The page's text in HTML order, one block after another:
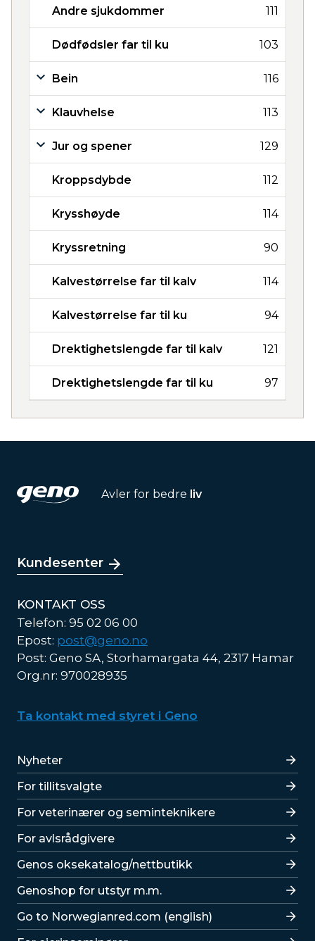
Andre sjukdommer 111
Dødfødsler far til ku 103
Bein 116
Klauvhelse 113
Jur og spener 129
Kroppsdybde 112
Krysshøyde 114
Kryssretning 90
Kalvestørrelse far til kalv 114
Kalvestørrelse far til ku 94
Drektighetslengde far til kalv 121
Drektighetslengde far til ku 97
Avler for bedre liv
Kundesenter
KONTAKT OSS
Telefon: 95 02 06 00
Epost: post@geno.no
Post: Geno SA, Storhamargata 44, 2317 Hamar
Org.nr: 970028935
Ta kontakt med styret i Geno
Lenker
Nyheter
For tillitsvalgte
For veterinærer og seminteknikere
For avlsrådgivere
Lenker
Genos oksekatalog/nettbutikk
Genoshop for utstyr m.m.
Go to Norwegianred.com (english)